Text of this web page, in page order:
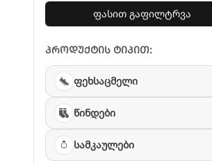
ფასით გაფილტრვა
პროდუქტის ტიპით:
ფეხსაცმელი
წინდები
სამკაულები